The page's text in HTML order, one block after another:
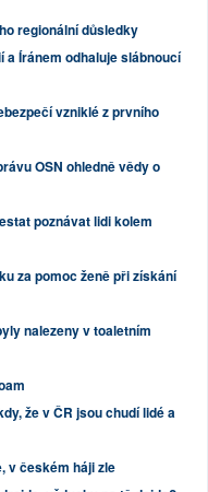
regionální důsledky
a Íránem odhaluje slábnoucí
vzniklé z prvního
OSN ohledně vědy o
poznávat lidi kolem
za pomoc ženě při získání
nalezeny v toaletním
že v ČR jsou chudí lidé a
v českém háji zle